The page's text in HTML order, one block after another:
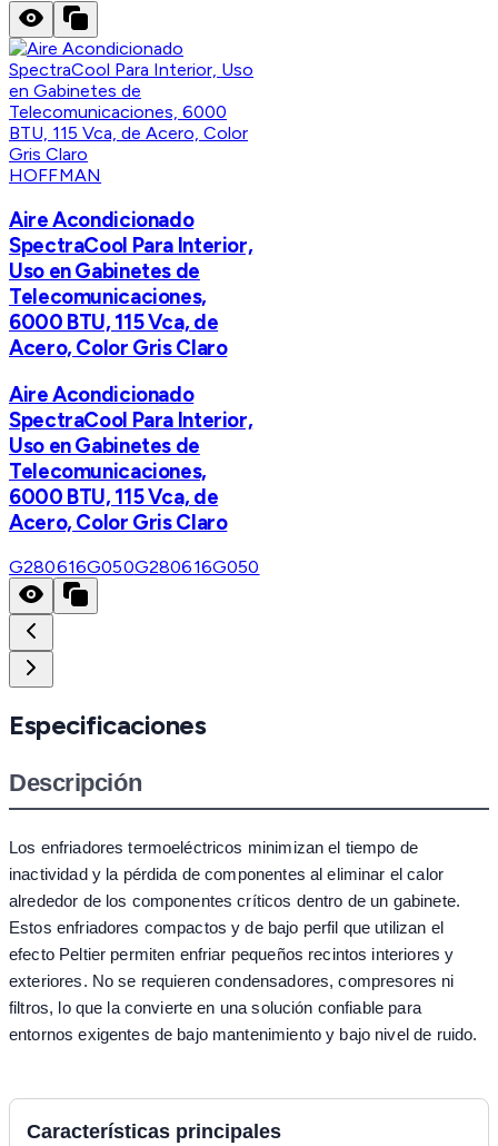
HOFFMAN
Aire Acondicionado
SpectraCool Para Interior,
Uso en Gabinetes de
Telecomunicaciones,
6000 BTU, 115 Vca, de
Acero, Color Gris Claro
Aire Acondicionado
SpectraCool Para Interior,
Uso en Gabinetes de
Telecomunicaciones,
6000 BTU, 115 Vca, de
Acero, Color Gris Claro
G280616G050G280616G050
Especificaciones
Descripción
Los enfriadores termoeléctricos minimizan el tiempo de
inactividad y la pérdida de componentes al eliminar el calor
alrededor de los componentes críticos dentro de un gabinete.
Estos enfriadores compactos y de bajo perfil que utilizan el
efecto Peltier permiten enfriar pequeños recintos interiores y
exteriores. No se requieren condensadores, compresores ni
filtros, lo que la convierte en una solución confiable para
entornos exigentes de bajo mantenimiento y bajo nivel de ruido.
Características principales